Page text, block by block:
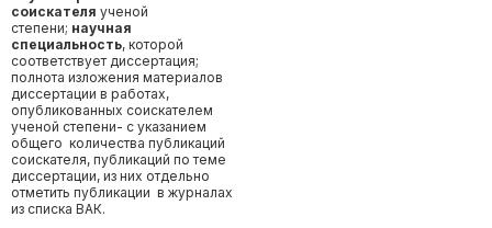
соискателя ученой
степени; научная
специальность, которой
соответствует диссертация;
полнота изложения материалов
диссертации в работах,
опубликованных соискателем
ученой степени- с указанием
общего количества публикаций
соискателя, публикаций по теме
диссертации, из них отдельно
отметить публикации в журналах
из списка ВАК.